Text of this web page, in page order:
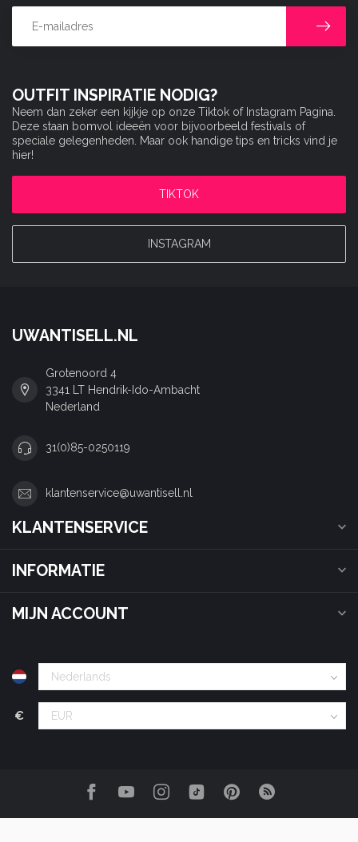
OUTFIT INSPIRATIE NODIG?
Neem dan zeker een kijkje op onze Tiktok of Instagram Pagina.
Deze staan bomvol ideeën voor bijvoorbeeld festivals of
speciale gelegenheden. Maar ook handige tips en tricks vind je
hier!
TIKTOK
INSTAGRAM
UWANTISELL.NL
Grotenoord 4
3341 LT Hendrik-Ido-Ambacht
Nederland
31(0)85-0250119
klantenservice@uwantisell.nl
KLANTENSERVICE
INFORMATIE
MIJN ACCOUNT
€